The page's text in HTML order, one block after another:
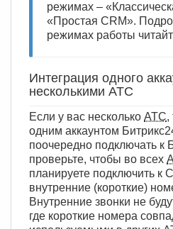
режимах –
«Простая CRM».
режимах работы
Интеграция одного
несколькими АТС
Если у вас несколько АТС,
одним аккаунтом
поочередно подключать к
проверьте, чтобы во всех
планируете подключить к
внутренние (короткие)
Внутренние звонки не
где короткие номера